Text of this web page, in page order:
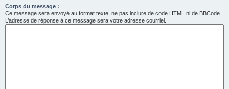
Corps du message :
Ce message sera envoyé au format texte, ne pas inclure de code HTML ni de BBCode.
L’adresse de réponse à ce message sera votre adresse courriel.